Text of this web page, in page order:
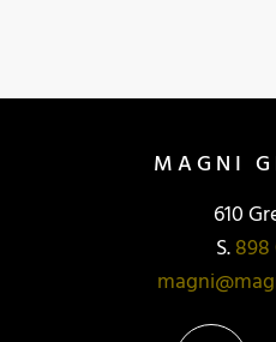
MAGNI
610
S.